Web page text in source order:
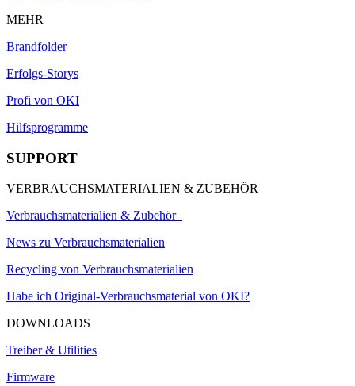
MEHR
Brandfolder
Erfolgs-Storys
Profi von OKI
Hilfsprogramme
SUPPORT
VERBRAUCHSMATERIALIEN & ZUBEHÖR
Verbrauchsmaterialien & Zubehör
News zu Verbrauchsmaterialien
Recycling von Verbrauchsmaterialien
Habe ich Original-Verbrauchsmaterial von OKI?
DOWNLOADS
Treiber & Utilities
Firmware